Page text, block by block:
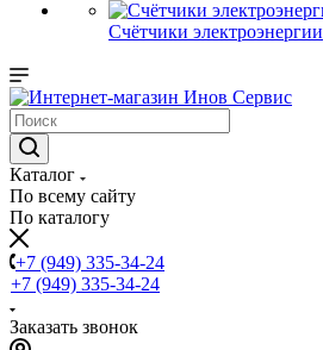
Счётчики электроэнергии
Каталог
По всему сайту
По каталогу
+7 (949) 335-34-24
+7 (949) 335-34-24
Заказать звонок